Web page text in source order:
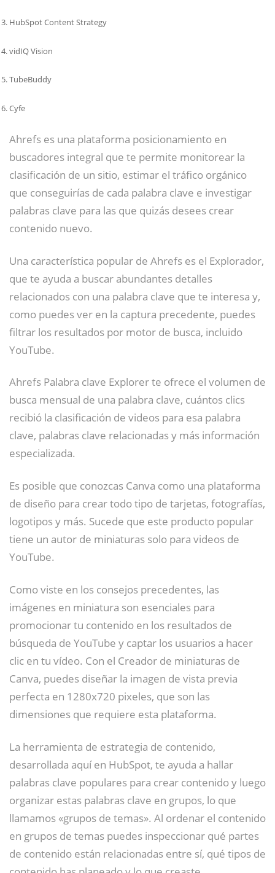
HubSpot Content Strategy
vidIQ Vision
TubeBuddy
Cyfe
Ahrefs es una plataforma posicionamiento en
buscadores integral que te permite monitorear la
clasificación de un sitio, estimar el tráfico orgánico
que conseguirías de cada palabra clave e investigar
palabras clave para las que quizás desees crear
contenido nuevo.
Una característica popular de Ahrefs es el Explorador,
que te ayuda a buscar abundantes detalles
relacionados con una palabra clave que te interesa y,
como puedes ver en la captura precedente, puedes
filtrar los resultados por motor de busca, incluido
YouTube.
Ahrefs Palabra clave Explorer te ofrece el volumen de
busca mensual de una palabra clave, cuántos clics
recibió la clasificación de videos para esa palabra
clave, palabras clave relacionadas y más información
especializada.
Es posible que conozcas Canva como una plataforma
de diseño para crear todo tipo de tarjetas, fotografías,
logotipos y más. Sucede que este producto popular
tiene un autor de miniaturas solo para videos de
YouTube.
Como viste en los consejos precedentes, las
imágenes en miniatura son esenciales para
promocionar tu contenido en los resultados de
búsqueda de YouTube y captar los usuarios a hacer
clic en tu vídeo. Con el Creador de miniaturas de
Canva, puedes diseñar la imagen de vista previa
perfecta en 1280x720 pixeles, que son las
dimensiones que requiere esta plataforma.
La herramienta de estrategia de contenido,
desarrollada aquí en HubSpot, te ayuda a hallar
palabras clave populares para crear contenido y luego
organizar estas palabras clave en grupos, lo que
llamamos «grupos de temas». Al ordenar el contenido
en grupos de temas puedes inspeccionar qué partes
de contenido están relacionadas entre sí, qué tipos de